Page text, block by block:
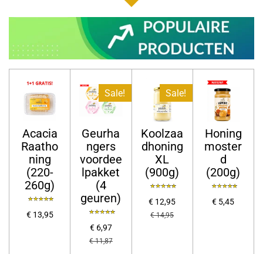
Acacia
Raatho
ning
(220-
260g)
€ 13,95
Sale!
Geurha
ngers
voordee
lpakket
(4
geuren)
€ 6,97
€ 11,87
Sale!
Koolzaa
dhoning
XL
(900g)
€ 12,95
€ 14,95
Honing
moster
d
(200g)
€ 5,45